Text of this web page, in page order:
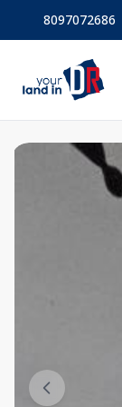
8097072686